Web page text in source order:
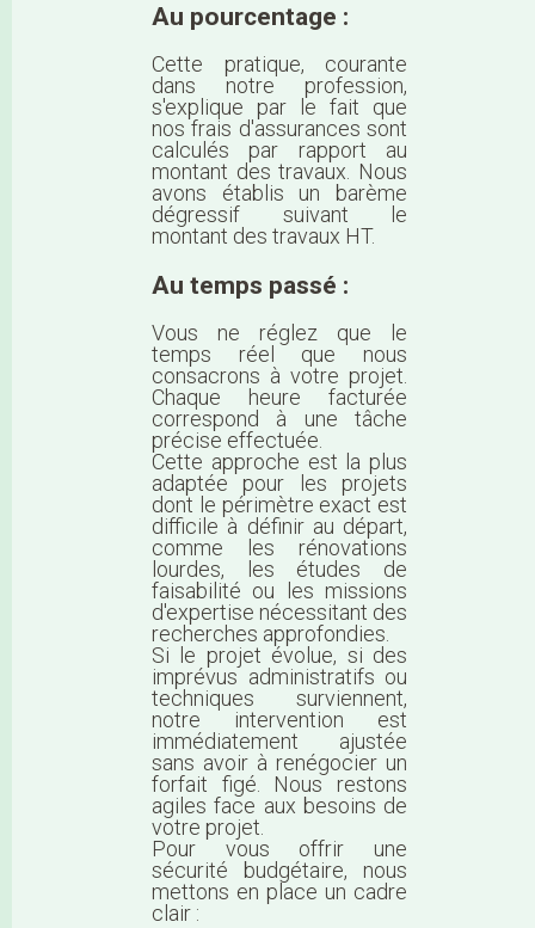
Au pourcentage :
Cette pratique, courante
dans notre profession,
s'explique par le fait que
nos frais d'assurances sont
calculés par rapport au
montant des travaux. Nous
avons établis un barème
dégressif suivant le
montant des travaux HT.
Au temps passé :
Vous ne réglez que le
temps réel que nous
consacrons à votre projet.
Chaque heure facturée
correspond à une tâche
précise effectuée.
Cette approche est la plus
adaptée pour les projets
dont le périmètre exact est
difficile à définir au départ,
comme les rénovations
lourdes, les études de
faisabilité ou les missions
d'expertise nécessitant des
recherches approfondies.
Si le projet évolue, si des
imprévus administratifs ou
techniques surviennent,
notre intervention est
immédiatement ajustée
sans avoir à renégocier un
forfait figé. Nous restons
agiles face aux besoins de
votre projet.
Pour vous offrir une
sécurité budgétaire, nous
mettons en place un cadre
clair :